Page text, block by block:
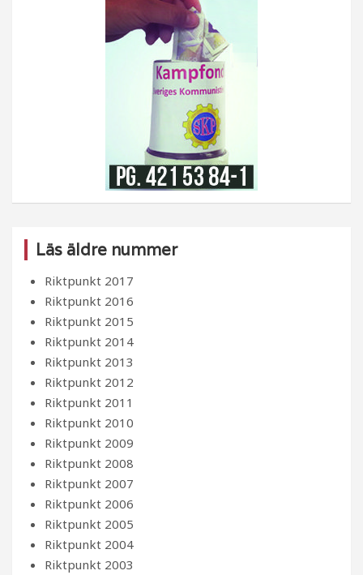
Läs äldre nummer
Riktpunkt 2017
Riktpunkt 2016
Riktpunkt 2015
Riktpunkt 2014
Riktpunkt 2013
Riktpunkt 2012
Riktpunkt 2011
Riktpunkt 2010
Riktpunkt 2009
Riktpunkt 2008
Riktpunkt 2007
Riktpunkt 2006
Riktpunkt 2005
Riktpunkt 2004
Riktpunkt 2003